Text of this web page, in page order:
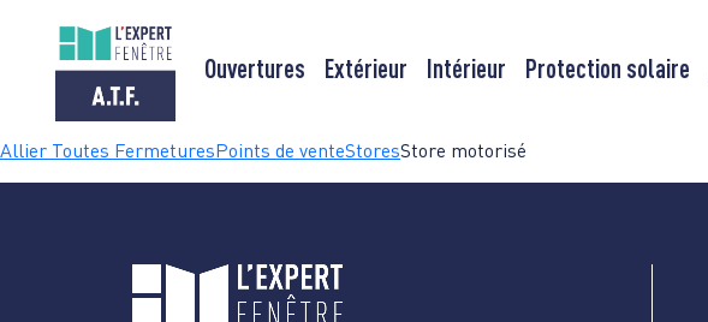
Passer
Ouvertures Extérieur Intérieur Protection solaire
Allier Toutes FermeturesPoints de venteStoresStore motorisé